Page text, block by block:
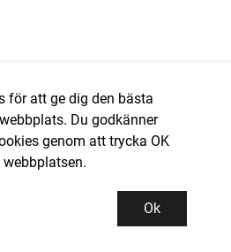
för att ge dig den bästa
Du godkänner
genom att trycka OK
Ok